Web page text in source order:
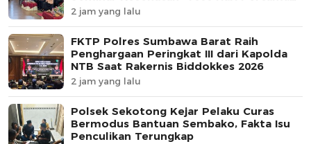
Kehidupan”
2 jam yang lalu
FKTP Polres Sumbawa Barat Raih
Penghargaan Peringkat III dari Kapolda
NTB Saat Rakernis Biddokkes 2026
2 jam yang lalu
Polsek Sekotong Kejar Pelaku Curas
Bermodus Bantuan Sembako, Fakta Isu
Penculikan Terungkap